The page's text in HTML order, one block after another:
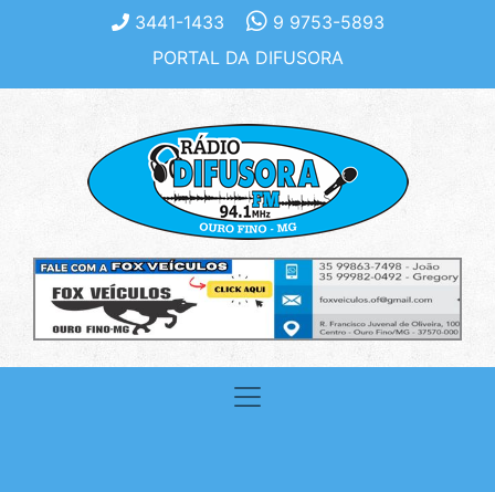
3441-1433
9 9753-5893
PORTAL DA DIFUSORA